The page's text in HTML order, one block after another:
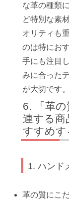
な革の種類
ど特別な素
オリティも
のは特にお
手にも注目
みに合った
が大切です。
「革
連する商
すすめす
1. ハンド
革の質にこ